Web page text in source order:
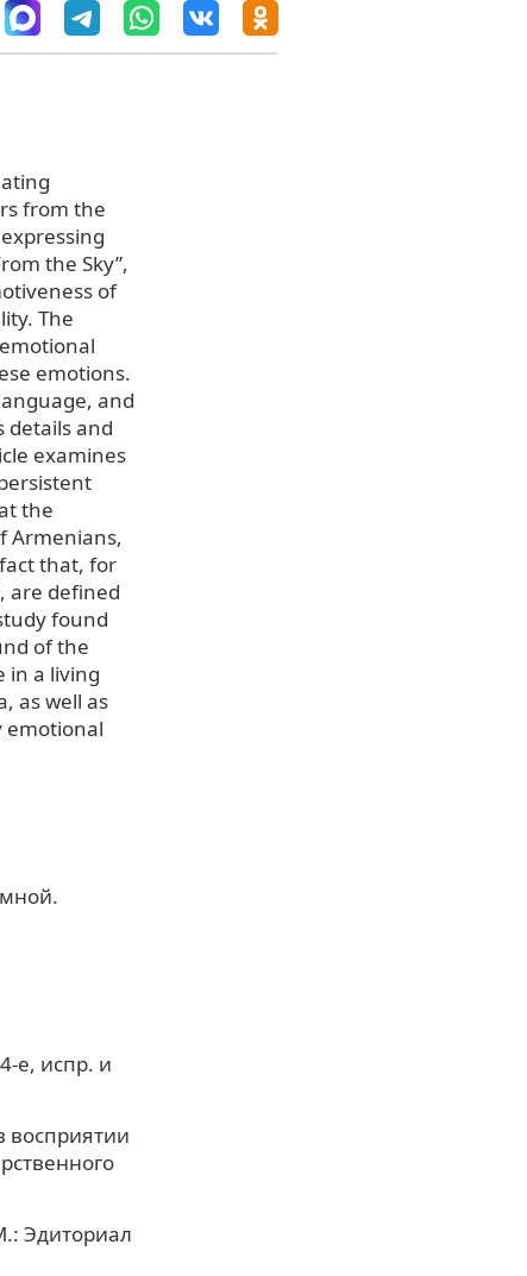
from the
the Sky”,
of
The
emotions.
and
details and
examines
the
Armenians,
that, for
are defined
found
of the
in a living
as well as
emotional
е, испр. и
восприятии
Эдиториал